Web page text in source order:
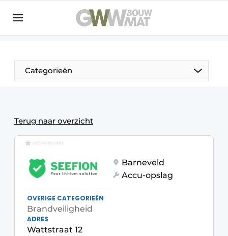
NL EN
Categorieën
De Pen
Vrouw in de bouw
Terug naar overzicht
GESPONSORD
Barneveld
Accu-opslag
OVERIGE CATEGORIEËN
Brandveiligheid
ADRES
Wattstraat 12